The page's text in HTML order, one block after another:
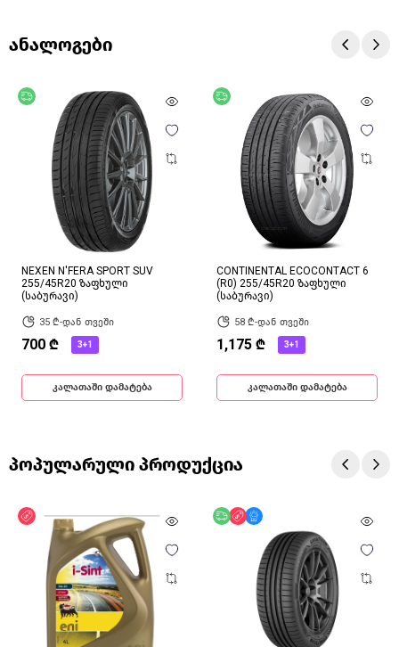
ანალოგები
უფასო მიწოდება
NEXEN N'FERA SPORT SUV
255/45R20 ზაფხული
(საბურავი)
35 ₾-დან თვეში
700 ₾ 3+1
კალათაში დამატება
უფასო მიწოდება
CONTINENTAL ECOCONTACT 6
(R0) 255/45R20 ზაფხული
(საბურავი)
58 ₾-დან თვეში
1,175 ₾ 3+1
კალათაში დამატება
პოპულარული პროდუქცია
ფასდაკლება უფასო მიწოდება
ფასდაკლება